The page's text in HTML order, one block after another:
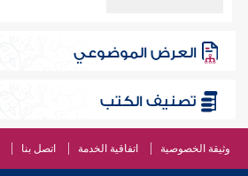
العرض الموضوعي
تصنيف الكتب
وثيقة الخصوصية اتفاقية الخدمة اتصل بنا